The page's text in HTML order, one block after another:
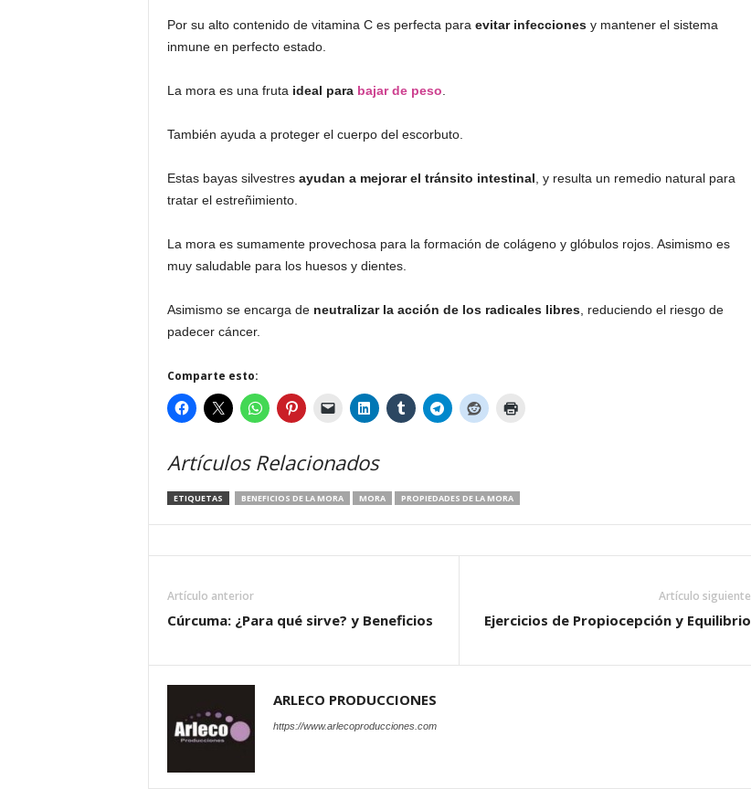
Por su alto contenido de vitamina C es perfecta para evitar infeccionesy mantener el sistema
inmune en perfecto estado.
La mora es una fruta ideal para bajar de peso
También ayuda a proteger el cuerpo del escorbuto.
Estas bayas silvestres ayudan a mejorar el tránsito intestinal , y resulta un remedio natural para
tratar el estreñimiento.
La mora es sumamente provechosa para la formación de colágeno y glóbulos rojos. Asimismo es
muy saludable para los huesos y dientes.
Asimismo se encarga de neutralizar la acción de los radicales libres, reduciendo el riesgo de
padecer cáncer.
Comparte esto:
Artículos Relacionados
ETIQUETAS BENEFICIOS DE LA MORA MORA PROPIEDADES DE LA MORA
Artículo anterior
Cúrcuma: ¿Para qué sirve? y Beneficios
Artículo siguiente
Ejercicios de Propiocepción y Equilibrio
ARLECO PRODUCCIONES
https://www.arlecoproducciones.com